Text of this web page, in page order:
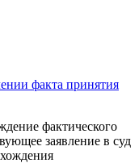
факта принятия
фактического
заявление в суд